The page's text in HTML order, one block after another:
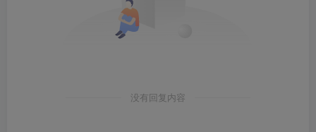
没有回复内容